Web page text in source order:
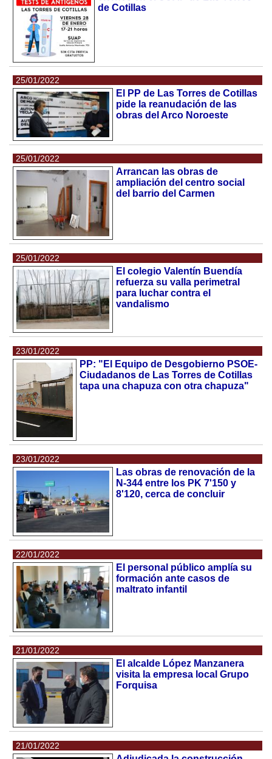
de Cotillas
25/01/2022
El PP de Las Torres de Cotillas
pide la reanudación de las
obras del Arco Noroeste
25/01/2022
Arrancan las obras de
ampliación del centro social
del barrio del Carmen
25/01/2022
El colegio Valentín Buendía
refuerza su valla perimetral
para luchar contra el
vandalismo
23/01/2022
PP: "El Equipo de Desgobierno PSOE-
Ciudadanos de Las Torres de Cotillas
tapa una chapuza con otra chapuza"
23/01/2022
Las obras de renovación de la
N-344 entre los PK 7'150 y
8'120, cerca de concluir
22/01/2022
El personal público amplía su
formación ante casos de
maltrato infantil
21/01/2022
El alcalde López Manzanera
visita la empresa local Grupo
Forquisa
21/01/2022